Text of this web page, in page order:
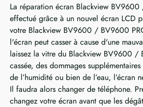
La réparation écran Blackview
effectué grâce à un nouvel écran LCD
votre Blackview BV9600 / BV9600
l'écran peut casser à cause d'une
laissez la vitre du Blackview BV9600 /
cassée, des dommages
de l’humidité ou bien de l’eau, l’écran
Il faudra alors changer de téléphone.
changez votre écran avant que les